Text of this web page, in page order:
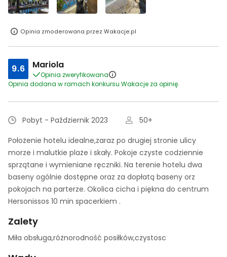
Opinia zmoderowana przez Wakacje.pl
9.6 Mariola
Opinia zweryfikowana
Opinia dodana w ramach konkursu Wakacje za opinię.
Pobyt - Październik 2023
50+
Położenie hotelu idealne,zaraz po drugiej stronie ulicy
morze i malutkie plaże i skały. Pokoje czyste codziennie
sprzątane i wymieniane ręczniki. Na terenie hotelu dwa
baseny ogólnie dostępne oraz za dopłatą baseny orz
pokojach na parterze. Okolica cicha i piękna do centrum
Hersonissos 10 min spacerkiem .
Zalety
Miła obsługa,różnorodność posiłków,czystosc